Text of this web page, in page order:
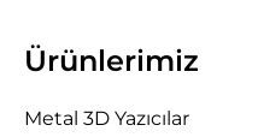
Ürünlerimiz
Metal 3D Yazıcılar